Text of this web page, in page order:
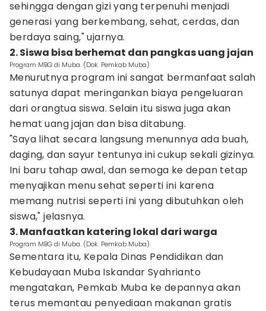
sehingga dengan gizi yang terpenuhi menjadi
generasi yang berkembang, sehat, cerdas, dan
berdaya saing," ujarnya.
2. Siswa bisa berhemat dan pangkas uang jajan
Program MBG di Muba. (Dok. Pemkab Muba)
Menurutnya program ini sangat bermanfaat salah
satunya dapat meringankan biaya pengeluaran
dari orangtua siswa. Selain itu siswa juga akan
hemat uang jajan dan bisa ditabung.
"Saya lihat secara langsung menunnya ada buah,
daging, dan sayur tentunya ini cukup sekali gizinya.
Ini baru tahap awal, dan semoga ke depan tetap
menyajikan menu sehat seperti ini karena
memang nutrisi seperti ini yang dibutuhkan oleh
siswa," jelasnya.
3. Manfaatkan katering lokal dari warga
Program MBG di Muba. (Dok. Pemkab Muba)
Sementara itu, Kepala Dinas Pendidikan dan
Kebudayaan Muba Iskandar Syahrianto
mengatakan, Pemkab Muba ke depannya akan
terus memantau penyediaan makanan gratis